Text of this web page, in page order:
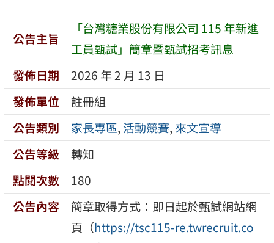
區
公告主旨
「台灣糖業股份有限公司 115 年新進
工員甄試」簡章暨甄試招考訊息
發佈日期
2026 年 2 月 13 日
發佈單位
註冊組
公告類別
家長專區,活動競賽,來文宣導
公告等級
轉知
點閱次數
180
公告內容
簡章取得方式：即日起於甄試網站網
頁（https://tsc115-re.twrecruit.co